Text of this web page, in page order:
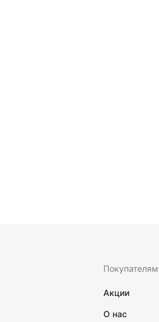
Покупателям
Акции
О нас